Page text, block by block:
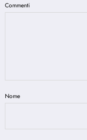
Commenti
Nome